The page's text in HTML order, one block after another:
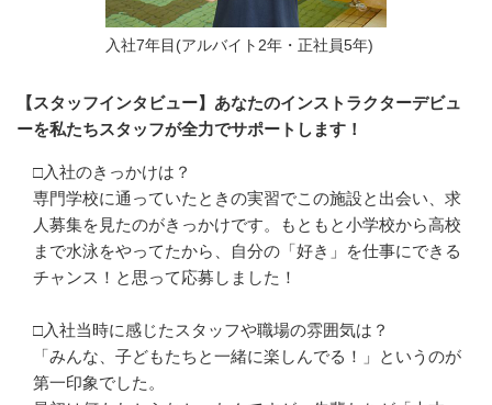
入社7年目(アルバイト2年・正社員5年)
【スタッフインタビュー】あなたのインストラクターデビュ
ーを私たちスタッフが全力でサポートします！
□入社のきっかけは？
専門学校に通っていたときの実習でこの施設と出会い、求
人募集を見たのがきっかけです。もともと小学校から高校
まで水泳をやってたから、自分の「好き」を仕事にできる
チャンス！と思って応募しました！
□入社当時に感じたスタッフや職場の雰囲気は？
「みんな、子どもたちと一緒に楽しんでる！」というのが
第一印象でした。